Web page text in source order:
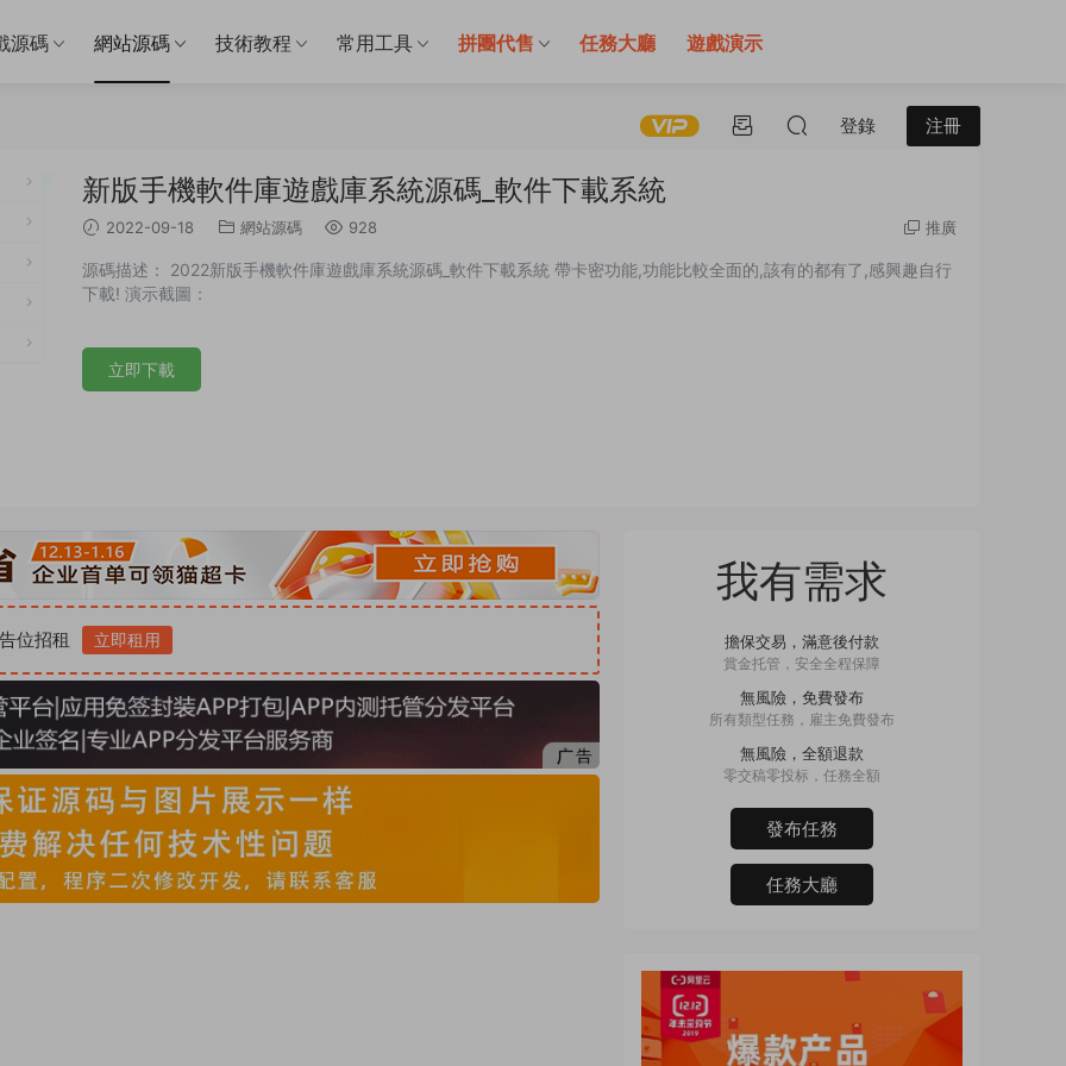
源碼 網站源碼 技術教程 常用工具 拼團代售 任務大廳 遊戲演示
登錄 注冊
新版手機軟件庫遊戲庫系統源碼_軟件下載系統
2022-09-18 網站源碼 928 推廣
源碼描述： 2022新版手機軟件庫遊戲庫系統源碼_軟件下載系統 帶卡密功能,功能比較全面的,該有的都有了,感興趣自行
下載! 演示截圖：
立即下載
位招租 立即租用
我有需求
擔保交易，滿意後付款
賞金托管，安全全程保障
無風險，免費發布
所有類型任務，雇主免費發布
無風險，全額退款
零交稿零投标，任務全額
發布任務
任務大廳